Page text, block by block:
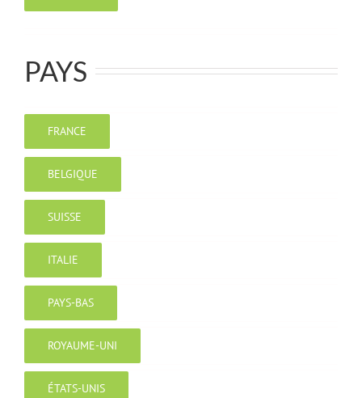
PAYS
FRANCE
BELGIQUE
SUISSE
ITALIE
PAYS-BAS
ROYAUME-UNI
ÉTATS-UNIS